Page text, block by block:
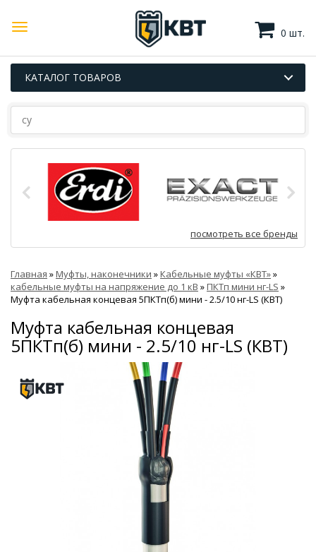
0 шт.
КАТАЛОГ ТОВАРОВ
посмотреть все бренды
Главная »Муфты, наконечники »Кабельные муфты «КВТ»»
кабельные муфты на напряжение до 1 кВ »ПКТп мини нг-LS »
Муфта кабельная концевая 5ПКТп(б) мини - 2.5/10 нг-LS (КВТ)
Муфта кабельная концевая
5ПКТп(б) мини - 2.5/10 нг-LS (КВТ)